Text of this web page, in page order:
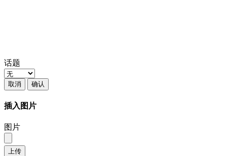
话题
取消 确认
插入图片
图片
上传